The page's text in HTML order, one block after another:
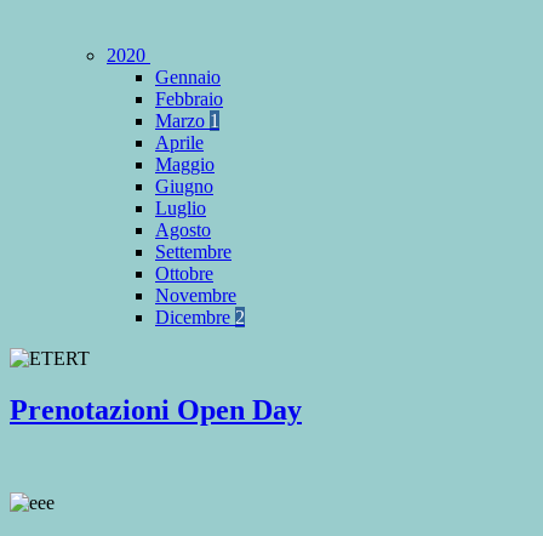
2020
Gennaio
Febbraio
Marzo 1
Aprile
Maggio
Giugno
Luglio
Agosto
Settembre
Ottobre
Novembre
Dicembre 2
Prenotazioni Open Day